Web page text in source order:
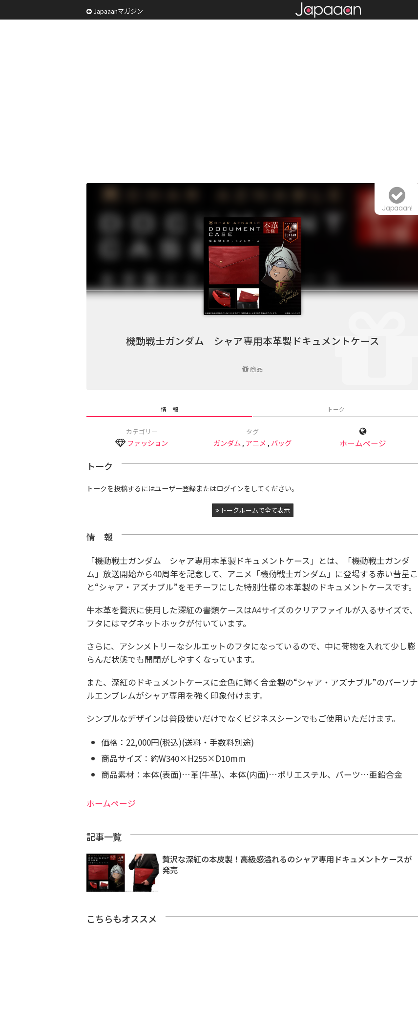
Japaaanマガジン
機動戦士ガンダム シャア専用本革製ドキュメントケース
商品
Japaaan!
情 報 トーク
カテゴリー
ファッション
タグ
ガンダム , アニメ , バッグ ホームページ
トーク
トークを投稿するにはユーザー登録またはログインをしてください。
トークルームで全て表示
情 報
「機動戦士ガンダム シャア専用本革製ドキュメントケース」とは、「機動戦士ガンダ
ム」放送開始から40周年を記念して、アニメ「機動戦士ガンダム」に登場する赤い彗星こ
と“シャア・アズナブル”をモチーフにした特別仕様の本革製のドキュメントケースです。
牛本革を贅沢に使用した深紅の書類ケースはA4サイズのクリアファイルが入るサイズで、
フタにはマグネットホックが付いています。
さらに、アシンメトリーなシルエットのフタになっているので、中に荷物を入れて少し膨
らんだ状態でも開閉がしやすくなっています。
また、深紅のドキュメントケースに金色に輝く合金製の“シャア・アズナブル”のパーソナ
ルエンブレムがシャア専用を強く印象付けます。
シンプルなデザインは普段使いだけでなくビジネスシーンでもご使用いただけます。
価格：22,000円(税込)(送料・手数料別途)
商品サイズ：約W340×H255×D10mm
商品素材：本体(表面)…革(牛革)、本体(内面)…ポリエステル、パーツ…亜鉛合金
ホームページ
記事一覧
贅沢な深紅の本皮製！高級感溢れるのシャア専用ドキュメントケースが
発売
こちらもオススメ